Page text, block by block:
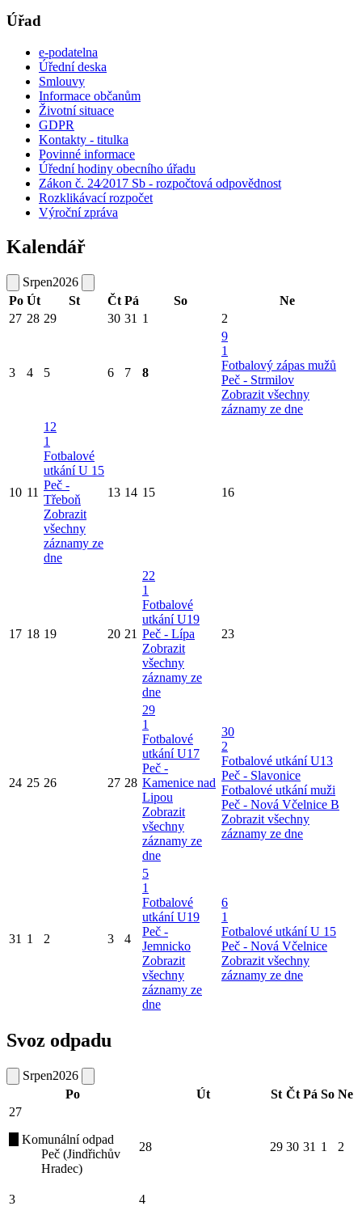
Úřad
e-podatelna
Úřední deska
Smlouvy
Informace občanům
Životní situace
GDPR
Kontakty - titulka
Povinné informace
Úřední hodiny obecního úřadu
Zákon č. 24⁄2017 Sb - rozpočtová odpovědnost
Rozklikávací rozpočet
Výroční zpráva
Kalendář
Srpen2026
Po Út St Čt Pá So
Ne
27 28 29 30 31 1 2
3 4 5 6 7 8
9
1
Fotbalový zápas mužů
Peč - Strmilov
Zobrazit všechny
záznamy ze dne
10 11
12
1
Fotbalové
utkání U 15
Peč -
Třeboň
Zobrazit
všechny
záznamy ze
dne
13 14 15 16
17 18 19 20 21
22
1
Fotbalové
utkání U19
Peč - Lípa
Zobrazit
všechny
záznamy ze
dne
23
24 25 26 27 28
29
1
Fotbalové
utkání U17
Peč -
Kamenice nad
Lipou
Zobrazit
všechny
záznamy ze
dne
30
2
Fotbalové utkání U13
Peč - Slavonice
Fotbalové utkání muži
Peč - Nová Včelnice B
Zobrazit všechny
záznamy ze dne
31 1 2 3 4
5
1
Fotbalové
utkání U19
Peč -
Jemnicko
Zobrazit
všechny
záznamy ze
dne
6
1
Fotbalové utkání U 15
Peč - Nová Včelnice
Zobrazit všechny
záznamy ze dne
Svoz odpadu
Srpen2026
Po
Út St Čt Pá So Ne
27
Komunální odpad
Peč (Jindřichův
Hradec)
28 29 30 31 1 2
3
4